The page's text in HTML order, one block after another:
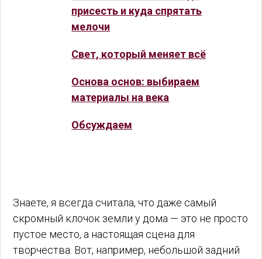
присесть и куда спрятать
мелочи
Свет, который меняет всё
Основа основ: выбираем
материалы на века
Обсуждаем
Знаете, я всегда считала, что даже самый
скромный клочок земли у дома — это не просто
пустое место, а настоящая сцена для
творчества. Вот, например, небольшой задний